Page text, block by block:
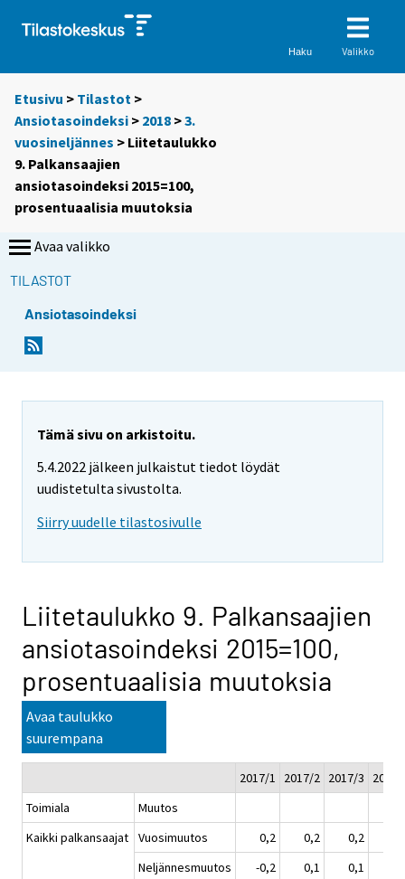
Haku Valikko
Etusivu > Tilastot >
Ansiotasoindeksi > 2018 >3.
vuosineljännes > Liitetaulukko
9. Palkansaajien
ansiotasoindeksi 2015=100,
prosentuaalisia muutoksia
Avaa valikko
TILASTOT
Ansiotasoindeksi
Tämä sivu on arkistoitu.
5.4.2022 jälkeen julkaistut tiedot löydät
uudistetulta sivustolta.
Siirry uudelle tilastosivulle
Liitetaulukko 9. Palkansaajien
ansiotasoindeksi 2015=100,
prosentuaalisia muutoksia
Avaa taulukko
suurempana
2017/1 2017/2 2017/3
2017/
Toimiala
Muutos
Kaikki palkansaajat
Vuosimuutos 0,2 0,2 0,2
Neljännesmuutos
-0,2 0,1 0,1